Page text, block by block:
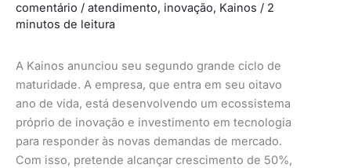
comentário / atendimento, inovação, Kainos / 2
minutos de leitura
A Kainos anunciou seu segundo grande ciclo de
maturidade. A empresa, que entra em seu oitavo
ano de vida, está desenvolvendo um ecossistema
próprio de inovação e investimento em tecnologia
para responder às novas demandas de mercado.
Com isso, pretende alcançar crescimento de 50%,